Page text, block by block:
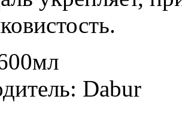
Dabur